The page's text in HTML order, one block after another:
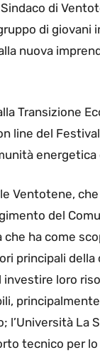
di
di giovani
nuova
Transizione
line del
energetica
Ventotene,
del
che ha come
principali
loro
La
tecnico per